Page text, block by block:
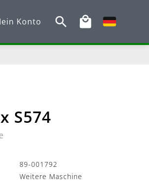
Konto
S574
89-001792
Weitere Maschine